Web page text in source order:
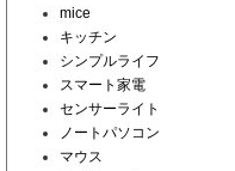
mice
キッチン
シンプルライフ
スマート家電
センサーライト
ノートパソコン
マウス